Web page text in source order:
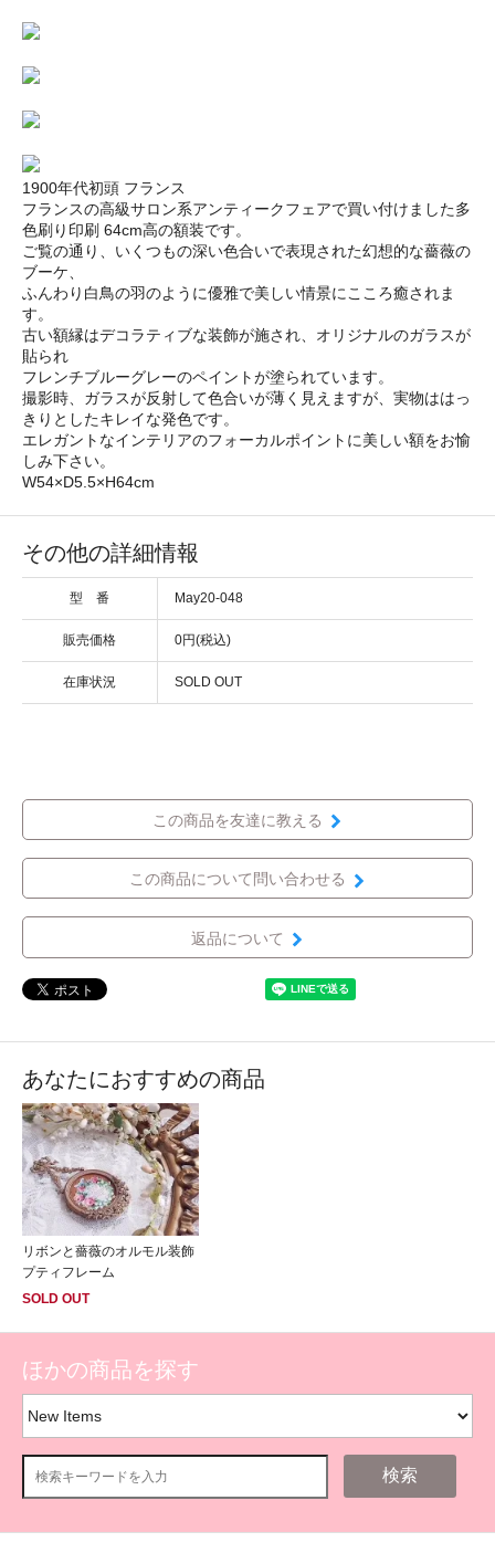
1900年代初頭 フランス
フランスの高級サロン系アンティークフェアで買い付けました多
色刷り印刷 64cm高の額装です。
ご覧の通り、いくつもの深い色合いで表現された幻想的な薔薇の
ブーケ、
ふんわり白鳥の羽のように優雅で美しい情景にこころ癒されま
す。
古い額縁はデコラティブな装飾が施され、オリジナルのガラスが
貼られ
フレンチブルーグレーのペイントが塗られています。
撮影時、ガラスが反射して色合いが薄く見えますが、実物ははっ
きりとしたキレイな発色です。
エレガントなインテリアのフォーカルポイントに美しい額をお愉
しみ下さい。
W54×D5.5×H64cm
その他の詳細情報
型 番 May20-048
販売価格 0円(税込)
在庫状況 SOLD OUT
この商品を友達に教える
この商品について問い合わせる
返品について
あなたにおすすめの商品
リボンと薔薇のオルモル装飾
プティフレーム
SOLD OUT
ほかの商品を探す
検索